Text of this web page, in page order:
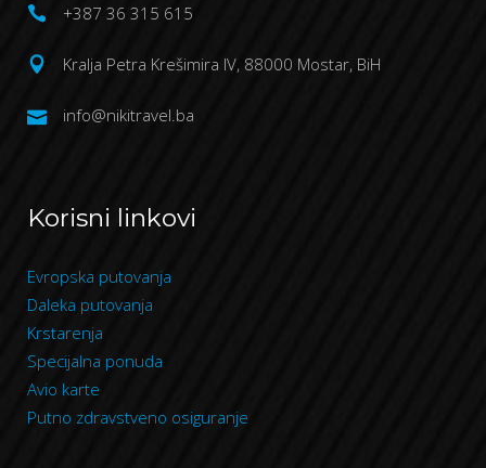
+387 36 315 615
Kralja Petra Krešimira IV, 88000 Mostar, BiH
info@nikitravel.ba
Korisni linkovi
Evropska putovanja
Daleka putovanja
Krstarenja
Specijalna ponuda
Avio karte
Putno zdravstveno osiguranje